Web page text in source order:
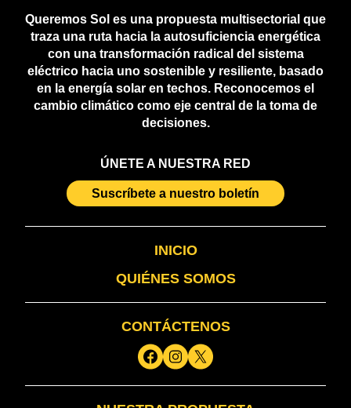
Queremos Sol es una propuesta multisectorial que
traza una ruta hacia la autosuficiencia energética
con una transformación radical del sistema
eléctrico hacia uno sostenible y resiliente, basado
en la energía solar en techos. Reconocemos el
cambio climático como eje central de la toma de
decisiones.
ÚNETE A NUESTRA RED
Suscríbete a nuestro boletín
INICIO
QUIÉNES SOMOS
CONTÁCTENOS